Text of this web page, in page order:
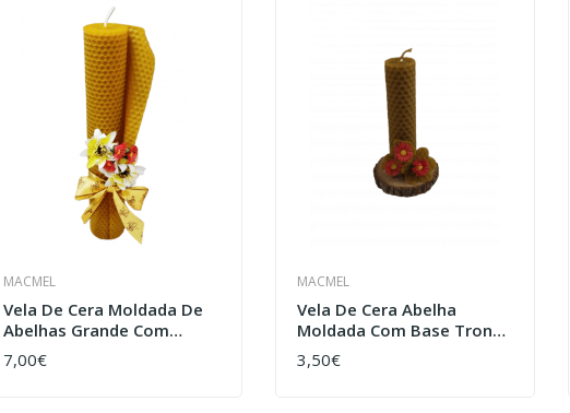
MACMEL
Vela De Cera Moldada De
Abelhas Grande Com
Flores
7,00€
COMPRAR
MACMEL
Vela De Cera Abelha
Moldada Com Base Tronco
- Trio Flores
3,50€
COMPRAR